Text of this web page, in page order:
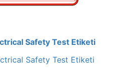
Safety Test Etiketi
Safety Test Etiketi